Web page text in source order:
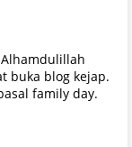
buka blog kejap.
family day.